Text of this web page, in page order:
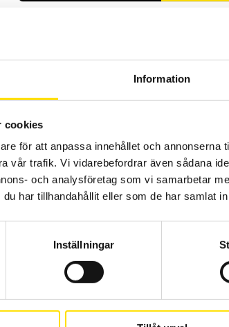
Information
cookies
för att anpassa innehållet och annonserna
vår trafik. Vi vidarebefordrar även sådana
och analysföretag som vi samarbetar
har tillhandahållit eller som de har samlat
Inställningar
materialprovare
PC styrd provställ/dragprovare för material och
från Mecmesin med kapaciteter från 2,5 N